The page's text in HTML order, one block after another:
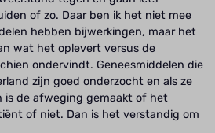
of zo. Daar ben ik het niet mee
hebben bijwerkingen, maar het
wat het oplevert versus de
ondervindt. Geneesmiddelen die
zijn goed onderzocht en als ze
is de afweging gemaakt of het
of niet. Dan is het verstandig om